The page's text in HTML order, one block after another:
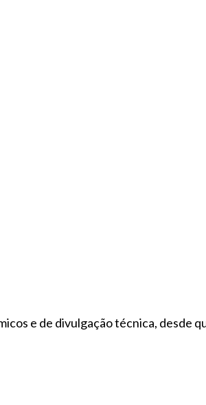
e de divulgação técnica, desde